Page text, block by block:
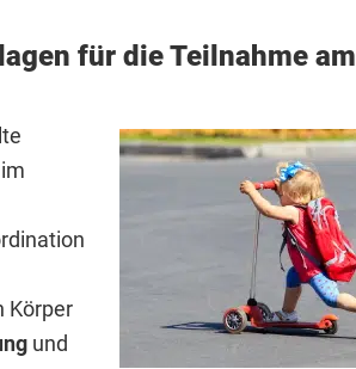
für die Teilnahme am
Körper
und